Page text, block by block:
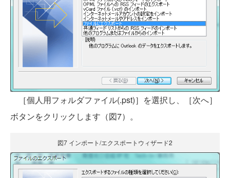
［個人用フォルダファイル(.pst)］を選択し、［次へ］
ボタンをクリックします（図7）。
図7 インポート/エクスポートウィザード2